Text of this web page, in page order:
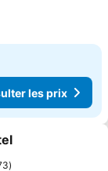
les prix
favoris